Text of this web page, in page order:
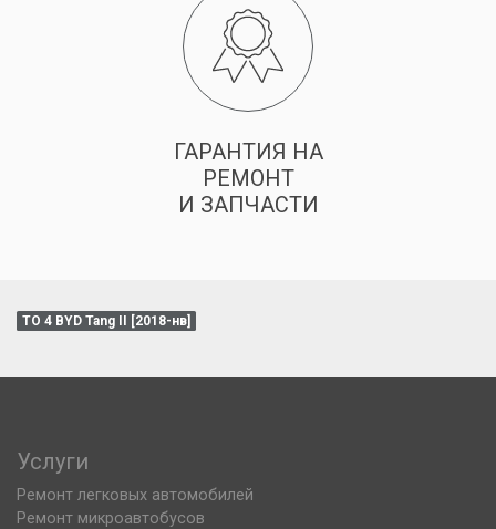
ГАРАНТИЯ НА
РЕМОНТ
И ЗАПЧАСТИ
ТО 4 BYD Tang II [2018-нв]
Услуги
Ремонт легковых автомобилей
Ремонт микроавтобусов